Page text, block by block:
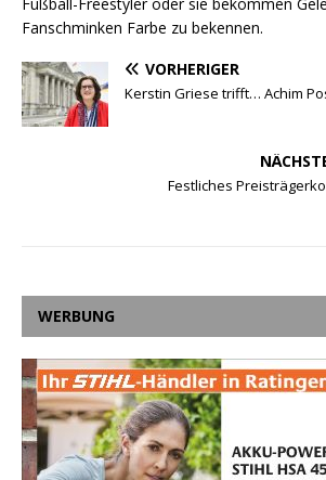
Fanschminken Farbe zu bekennen.
VORHERIGER
Kerstin Griese trifft… Achim
Festliches
WERBUNG